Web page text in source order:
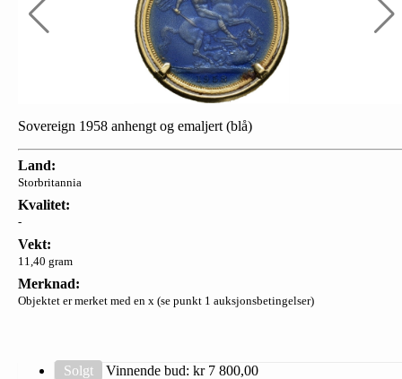
Sovereign 1958 anhengt og emaljert (blå)
Land:
Storbritannia
Kvalitet:
-
Vekt:
11,40 gram
Merknad:
Objektet er merket med en x (se punkt 1 auksjonsbetingelser)
Solgt Vinnende bud: kr 7 800,00